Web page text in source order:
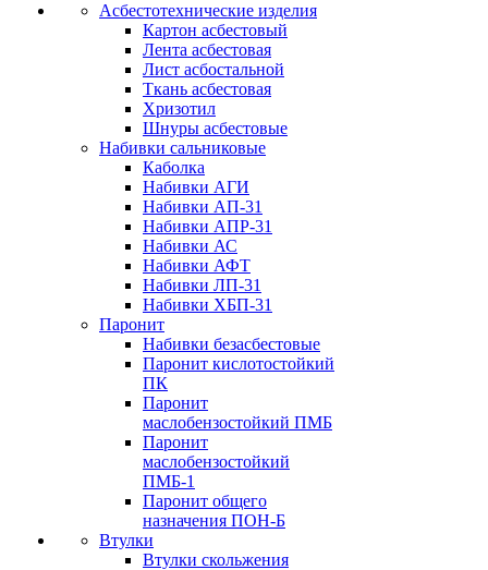
Асбестотехнические изделия
Картон асбестовый
Лента асбестовая
Лист асбостальной
Ткань асбестовая
Хризотил
Шнуры асбестовые
Набивки сальниковые
Каболка
Набивки АГИ
Набивки АП-31
Набивки АПР-31
Набивки АС
Набивки АФТ
Набивки ЛП-31
Набивки ХБП-31
Паронит
Набивки безасбестовые
Паронит кислотостойкий
ПК
Паронит
маслобензостойкий ПМБ
Паронит
маслобензостойкий
ПМБ-1
Паронит общего
назначения ПОН-Б
Втулки
Втулки скольжения